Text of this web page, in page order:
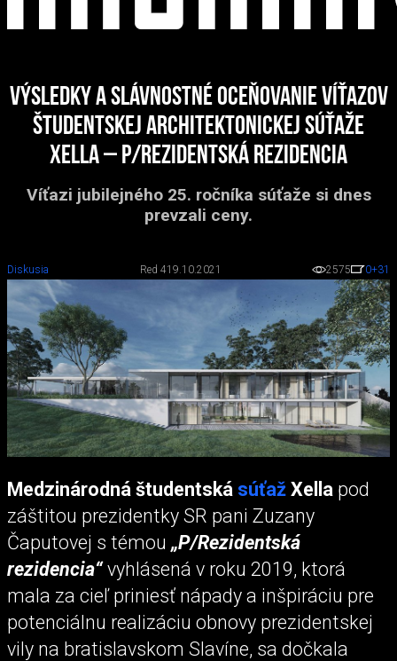
Výsledky a slávnostné oceňovanie víťazov
študentskej architektonickej súťaže
Xella – P/Rezidentská rezidencia
Víťazi jubilejného 25. ročníka súťaže si dnes
prevzali ceny.
Diskusia Red 419.10.2021 2575 0+31
Medzinárodná študentská súťaž Xella pod
záštitou prezidentky SR pani Zuzany
Čaputovej s témou „P/Rezidentská
rezidencia“vyhlásená v roku 2019, ktorá
mala za cieľ priniesť nápady a inšpiráciu pre
potenciálnu realizáciu obnovy prezidentskej
vily na bratislavskom Slavíne, sa dočkala